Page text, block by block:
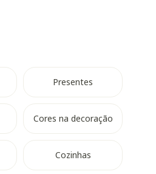
Presentes
Cores na decoração
Cozinhas